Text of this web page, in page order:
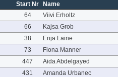
Start Nr
Name
64
Viivi Erholtz
66
Kajsa Grob
38
Enja Laine
73
Fiona Manner
447
Aida Abdelgayed
431
Amanda Urbanec